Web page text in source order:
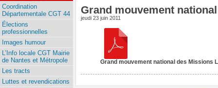
Grand mouvement
jeudi 23 juin 2011
Grand mouvement national des Missions
Coordination
Départementale CGT 44
Élections
professionnelles
Images humour
L’Info locale CGT Mairie
de Nantes et Métropole
Les tracts
Luttes et revendications